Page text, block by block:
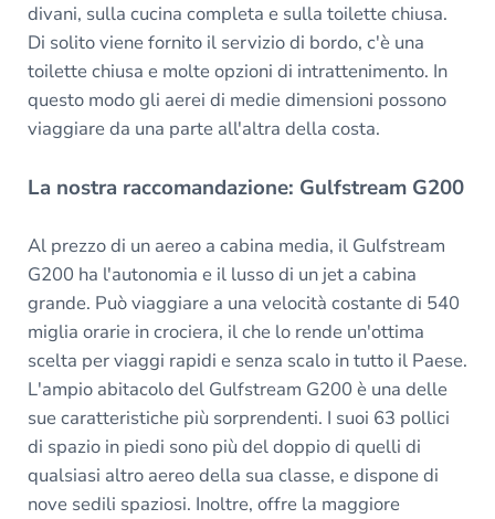
divani, sulla cucina completa e sulla toilette chiusa.
Di solito viene fornito il servizio di bordo, c'è una
toilette chiusa e molte opzioni di intrattenimento. In
questo modo gli aerei di medie dimensioni possono
viaggiare da una parte all'altra della costa.
La nostra raccomandazione: Gulfstream G200
Al prezzo di un aereo a cabina media, il Gulfstream
G200 ha l'autonomia e il lusso di un jet a cabina
grande. Può viaggiare a una velocità costante di 540
miglia orarie in crociera, il che lo rende un'ottima
scelta per viaggi rapidi e senza scalo in tutto il Paese.
L'ampio abitacolo del Gulfstream G200 è una delle
sue caratteristiche più sorprendenti. I suoi 63 pollici
di spazio in piedi sono più del doppio di quelli di
qualsiasi altro aereo della sua classe, e dispone di
nove sedili spaziosi. Inoltre, offre la maggiore